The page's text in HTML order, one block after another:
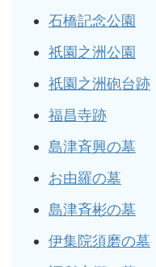
石橋記念公園
祇園之洲公園
祇園之洲砲台跡
福昌寺跡
島津斉興の墓
お由羅の墓
島津斉彬の墓
伊集院須磨の墓